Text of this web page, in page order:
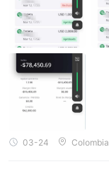
03-24 Colombia